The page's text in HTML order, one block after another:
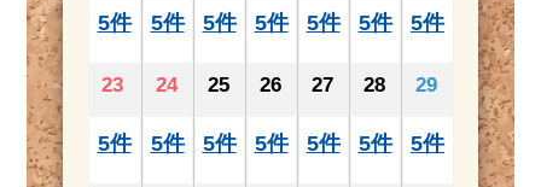
5件 5件 5件 5件 5件 5件 5件
23
5件
24
5件
25
5件
26
5件
27
5件
28
5件
29
5件